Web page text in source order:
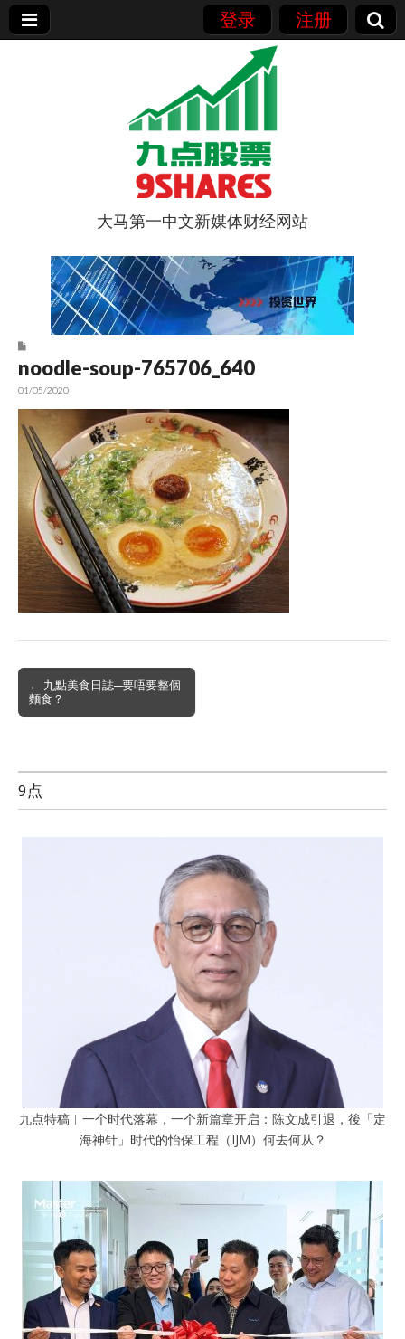
登录 注册
9点股票
大马第一中文新媒体财经网站
noodle-soup-765706_640
01/05/2020
Post
navigation
← 九點美食日誌─要唔要整個
麵食？
9点
九点特稿︱一个时代落幕，一个新篇章开启：陈文成引退，後「定
海神针」时代的怡保工程（IJM）何去何从？